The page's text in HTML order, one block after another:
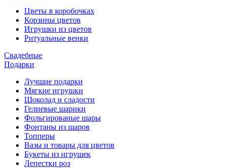
Цветы в коробочках
Корзины цветов
Игрушки из цветов
Ритуальные венки
Свадебные
Подарки
Лучшие подарки
Мягкие игрушки
Шоколад и сладости
Гелиевые шарики
Фольгированые шары
Фонтаны из шаров
Топперы
Вазы и товары для цветов
Букеты из игрушек
Лепестки роз